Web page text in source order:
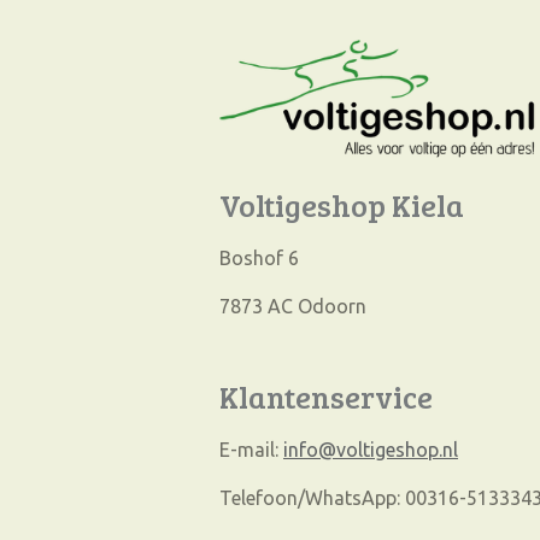
Voltigeshop Kiela
Boshof 6
7873 AC Odoorn
Klantenservice
E-mail: info@voltigeshop.nl
Telefoon/WhatsApp: 00316-